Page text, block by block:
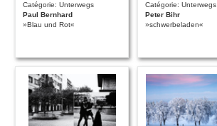
Catégorie: Unterwegs
Paul Bernhard
»Blau und Rot«
Catégorie: Unterwegs
Peter Bihr
»schwerbeladen«